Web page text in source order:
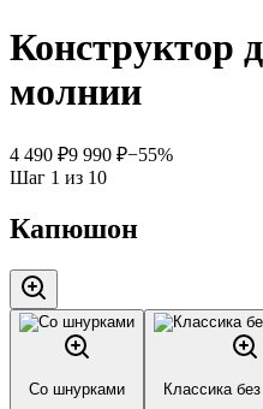
Конструктор
молнии
4 490 ₽9 990 ₽−55%
Шаг 1 из 10
Капюшон
Со шнурками Классика